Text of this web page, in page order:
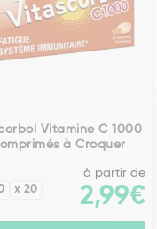
Vitamine C 1000
à Croquer
x 20
à partir de
2,99€